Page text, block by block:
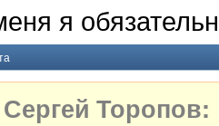
я
Сергей Торопов: